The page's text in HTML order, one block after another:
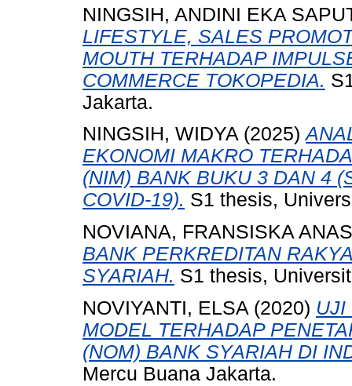
NINGSIH, ANDINI EKA
LIFESTYLE, SALES
MOUTH TERHADAP
COMMERCE TOKOPEDIA.
Jakarta.
NINGSIH, WIDYA(2025)
EKONOMI MAKRO
(NIM) BANK BUKU 3 DAN 4
COVID-19). S1 thesis,
NOVIANA, FRANSISKA
BANK PERKREDITAN
SYARIAH. S1 thesis,
NOVIYANTI, ELSA (2020) UJI
MODEL TERHADAP
(NOM) BANK SYARIAH DI
Mercu Buana Jakarta.